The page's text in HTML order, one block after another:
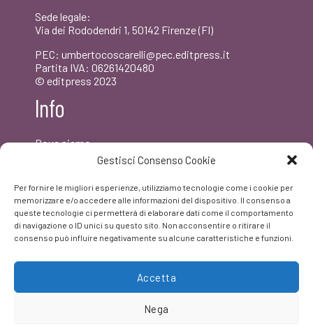
Gestisci Consenso Cookie
Per fornire le migliori esperienze, utilizziamo tecnologie come i cookie per
memorizzare e/o accedere alle informazioni del dispositivo. Il consenso a
queste tecnologie ci permetterà di elaborare dati come il comportamento
di navigazione o ID unici su questo sito. Non acconsentire o ritirare il
consenso può influire negativamente su alcune caratteristiche e funzioni.
Accetta
Nega
Sede legale:
Via dei Rododendri 1, 50142 Firenze (FI)
PEC: umbertocoscarelli@pec.editpress.it
Partita IVA: 06261420480
© editpress 2023
Info
Dove siamo
Privacy policy
FAQ
Facebook